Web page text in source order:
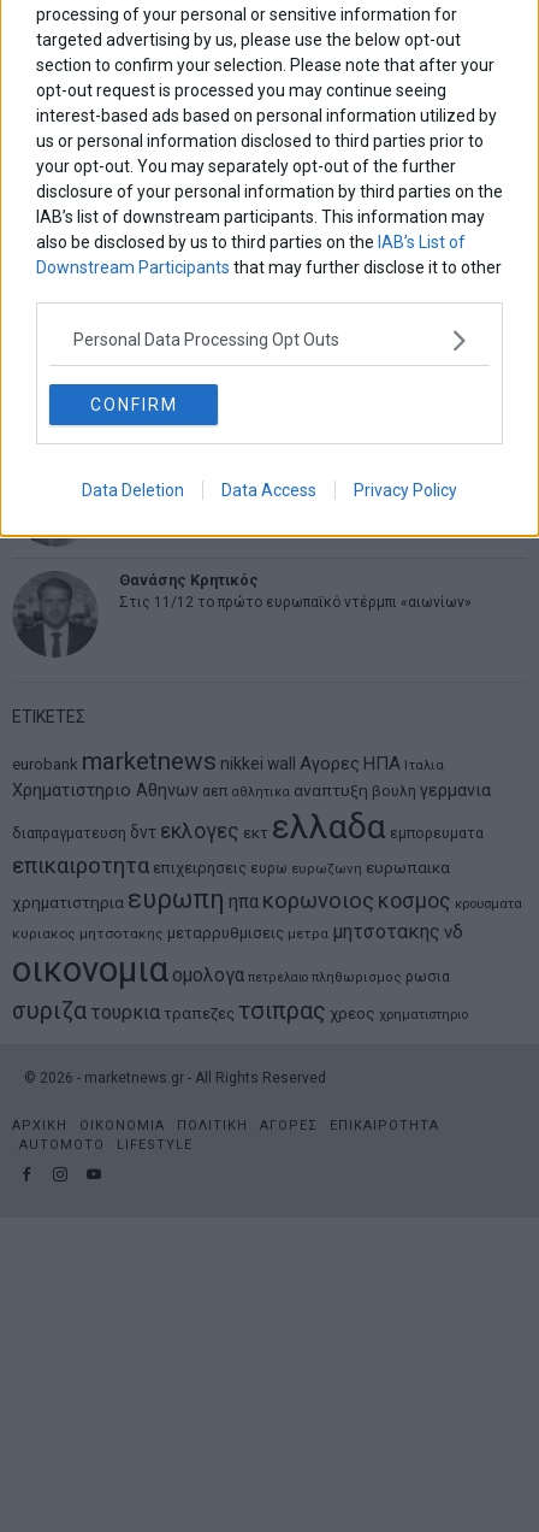
processing of your personal or sensitive information for
targeted advertising by us, please use the below opt-out
section to confirm your selection. Please note that after your
opt-out request is processed you may continue seeing
interest-based ads based on personal information utilized by
us or personal information disclosed to third parties prior to
your opt-out. You may separately opt-out of the further
disclosure of your personal information by third parties on the
IAB’s list of downstream participants. This information may
also be disclosed by us to third parties on the IAB’s List of
Downstream Participants that may further disclose it to other
Personal Data Processing Opt Outs
CONFIRM
Data Deletion Data Access Privacy Policy
Ελευθερία Κούρταλη
Οι «τιμωροί» των ομολόγων επέστρεψαν
Εύη Φραγκάκη
Η αληθινή παιδεία ξεκινά από την ψυχή…
Σταματίνα Σταματάκου
Η βία κατά των ζώων δεν αντέχει βολικές ερμηνείες
ψάχνει τον επόμενο Μεσσία
MIT Sloan: Οι AI-driven επιχειρήσεις διαμορφώνουν το νέο
Θανάσης Κρητικός
Στις 11/12 το πρώτο ευρωπαϊκό ντέρμπι «αιωνίων»
ΕΤΙΚΕΤΕΣ
eurobank marketnews nikkei wall Αγορες ΗΠΑ Ιταλια
Χρηματιστηριο Αθηνων αεπ αθλητικα αναπτυξη βουλη γερμανια
διαπραγματευση δντ εκλογες εκτ ελλαδα εμπορευματα
επικαιροτητα επιχειρησεις ευρω ευρωζωνη ευρωπαικα
χρηματιστηρια ευρωπη ηπα κορωνοιος κοσμος κρουσματα
κυριακος μητσοτακης μεταρρυθμισεις μετρα μητσοτακης νδ
οικονομια ομολογα πετρελαιο πληθωρισμος ρωσια
συριζα τουρκια τραπεζες τσιπρας χρεος χρηματιστηριο
© 2026 - marketnews.gr - All Rights Reserved
ΑΡΧΙΚΗ ΟΙΚΟΝΟΜΙΑ ΠΟΛΙΤΙΚΗ ΑΓΟΡΕΣ
ΕΠΙΚΑΙΡΟΤΗΤΑ
AUTOMOTO
LIFESTYLE